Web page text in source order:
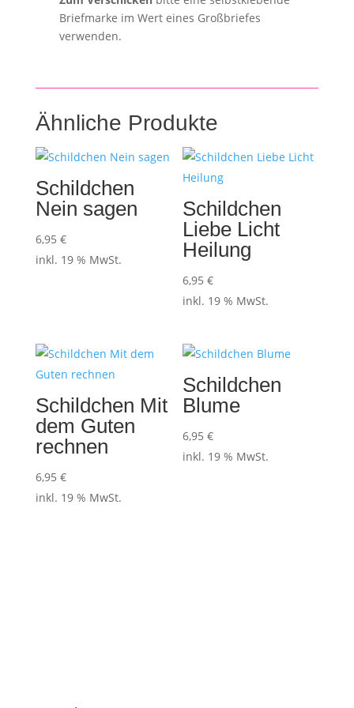
Briefmarke im Wert eines Großbriefes
verwenden.
Ähnliche Produkte
Schildchen
Nein sagen
6,95 €
inkl. 19 % MwSt.
Schildchen
Liebe Licht
Heilung
6,95€
inkl. 19 % MwSt.
Schildchen Mit
dem Guten
rechnen
6,95 €
inkl. 19 % MwSt.
Schildchen
Blume
6,95€
inkl. 19 % MwSt.